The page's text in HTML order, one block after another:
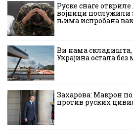
Руске снаге
војници послужили
њима испробана
Ви нама складишта,
Украјина остала без
Захарова: Макрон
против руских